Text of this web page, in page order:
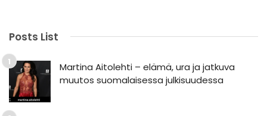
Posts List
Martina Aitolehti – elämä, ura ja jatkuva
muutos suomalaisessa julkisuudessa